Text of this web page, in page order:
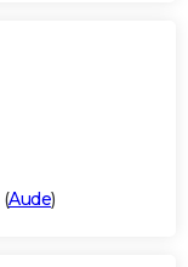
(Aude)